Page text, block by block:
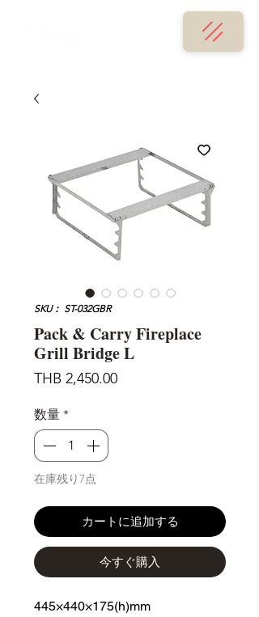
SKU： ST-032GBR
Pack & Carry Fireplace
Grill Bridge L
THB 2,450.00価
数量 *
在庫残り7点
カートに追加する
今すぐ購入
445×440×175(h)mm